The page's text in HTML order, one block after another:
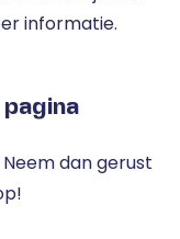
informatie.
dan gerust